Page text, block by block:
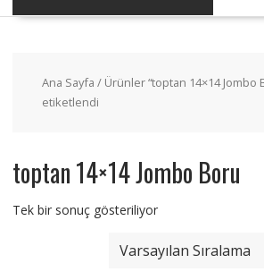
Ana Sayfa / Ürünler “toptan 14×14 Jombo
etiketlendi
toptan 14×14 Jombo Boru
Tek bir sonuç gösteriliyor